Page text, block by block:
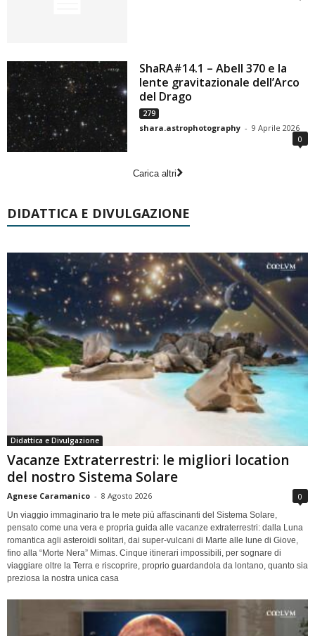
ShaRA#14.1 – Abell 370 e la
lente gravitazionale dell’Arco
del Drago
279
shara.astrophotography - 9 Aprile 2026
0
Carica altri
DIDATTICA E DIVULGAZIONE
Didattica e Divulgazione
Vacanze Extraterrestri: le migliori location
del nostro Sistema Solare
Agnese Caramanico - 8 Agosto 2026 0
Un viaggio immaginario tra le mete più affascinanti del Sistema Solare,
pensato come una vera e propria guida alle vacanze extraterrestri: dalla Luna
romantica agli asteroidi solitari, dai super-vulcani di Marte alle lune di Giove,
fino alla “Morte Nera” Mimas. Cinque itinerari impossibili, per sognare di
viaggiare oltre la Terra e riscoprire, proprio guardandola da lontano, quanto sia
preziosa la nostra unica casa